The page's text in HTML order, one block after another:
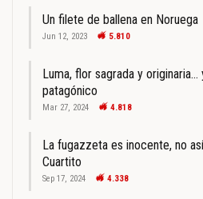
Un filete de ballena en Noruega
Jun 12, 2023 5.810
Luma, flor sagrada y
patagónico
Mar 27, 2024 4.818
La fugazzeta es inocente, no
Cuartito
Sep 17, 2024 4.338